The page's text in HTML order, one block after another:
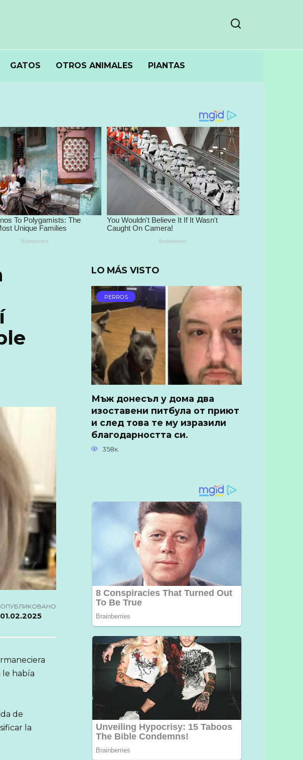
GATOS OTROS ANIMALES PIANTAS
ОПУБЛИКОВАНО
01.02.2025
le había
de
la
LO MÁS VISTO
PERROS
Мъж донесъл у дома два
изоставени питбула от приют
и след това те му изразили
благодарността си.
358к.